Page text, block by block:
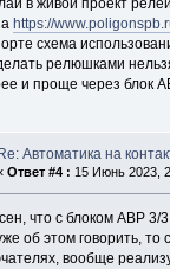
в живой проект
https://
схема
релюшками
и проще через блок
Re: Автоматика на
Ответ #4 : 15 Июнь 2023,
что с блоком АВР 3/
об этом говорить,
вообще